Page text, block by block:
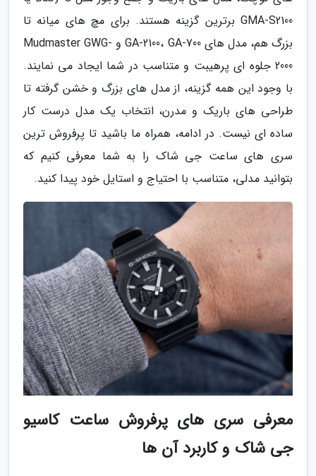
GMA-S2100 برترین گزینه هستند. برای مچ های میانه تا
بزرگ هم، مدل های GA-2100، GA-700 و Mudmaster GWG-
2000 جلوه ای پرهیبت و متناسب در شما ایجاد می نمایند.
با وجود این همه گزینه، از مدل های بزرگ و خشن گرفته تا
طراحی های باریک و مدرن، انتخاب یک مدل درست کار
ساده ای نیست. در ادامه، همراه ما باشید تا پرفروش ترین
سری های ساعت جی شاک را به شما معرفی کنیم که
بتوانید مدلی، متناسب با احتیاج و استایل خود پیدا کنید.
معرفی سری های پرفروش ساعت کاسیو
جی شاک و کاربرد آن ها